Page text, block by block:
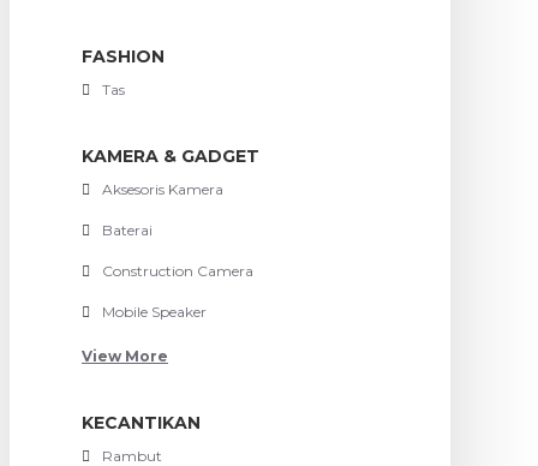
FASHION
Tas
KAMERA & GADGET
Aksesoris Kamera
Baterai
Construction Camera
Mobile Speaker
View More
KECANTIKAN
Rambut